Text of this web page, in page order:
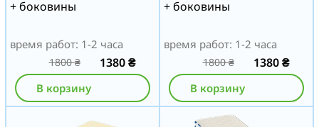
+ боковины
время работ: 1-2 часа
1800₴ 1380₴
В корзину
+ боковины
время работ: 1-2 часа
1800₴ 1380₴
В корзину